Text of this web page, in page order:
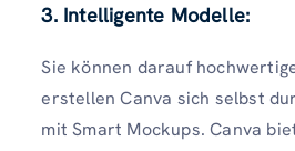
3. Intelligente Modelle:
Sie können darauf
erstellen Canva sich selbst
mit Smart Mockups. Canva